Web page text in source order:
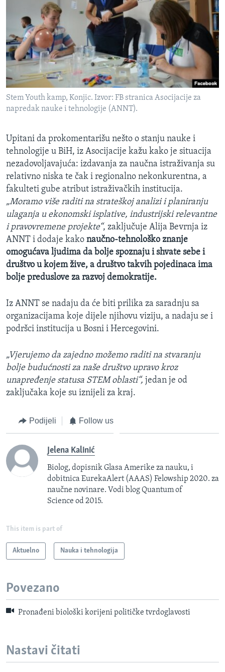
Stem Youth kamp, Konjic. Izvor: FB stranica Asocijacije za
napredak nauke i tehnologije (ANNT).
Upitani da prokomentarišu nešto o stanju nauke i
tehnologije u BiH, iz Asocijacije kažu kako je situacija
nezadovoljavajuća: izdavanja za naučna istraživanja su
relativno niska te čak i regionalno nekonkurentna, a
fakulteti gube atribut istraživačkih institucija.
„Moramo više raditi na strateškoj analizi i planiranju
ulaganja u ekonomski isplative, industrijski relevantne
i pravovremene projekte“, zaključuje Alija Bevrnja iz
ANNT i dodaje kako naučno-tehnološko znanje
omogućava ljudima da bolje spoznaju i shvate sebe i
društvo u kojem žive, a društvo takvih pojedinaca ima
bolje preduslove za razvoj demokratije.
Iz ANNT se nadaju da će biti prilika za saradnju sa
organizacijama koje dijele njihovu viziju, a nadaju se i
podršci institucija u Bosni i Hercegovini.
„Vjerujemo da zajedno možemo raditi na stvaranju
bolje budućnosti za naše društvo upravo kroz
unapređenje statusa STEM oblasti“, jedan je od
zaključaka koje su iznijeli za kraj.
Podijeli Follow us
Jelena Kalinić
Biolog, dopisnik Glasa Amerike za nauku, i
dobitnica EurekaAlert (AAAS) Felowship 2020. za
naučne novinare. Vodi blog Quantum of
Science od 2015.
This item is part of
Aktuelno Nauka i tehnologija
Povezano
Pronađeni biološki korijeni političke tvrdoglavosti
Nastavi čitati